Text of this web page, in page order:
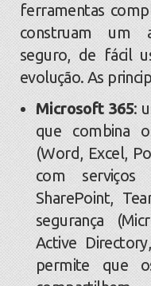
ferramentas
construam um
seguro, de fácil
evolução. As
Microsoft 365:
que combina
(Word, Excel,
com serviços
SharePoint,
segurança
Active
permite que